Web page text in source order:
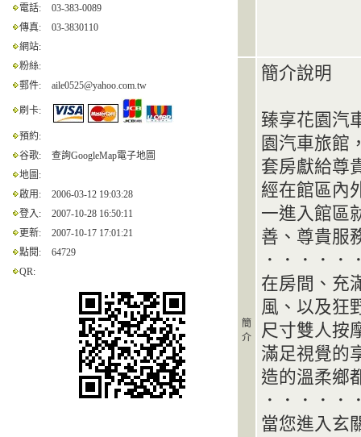
電話:
03-383-0089
傳真:
03-3830110
網站:
粉絲:
郵件:
aile0525@yahoo.com.tw
刷卡:
預約:
谷歌:
查詢GoogleMap電子地圖
地圖:
啟用:
2006-03-12 19:03:28
登入:
2007-10-28 16:50:11
更新:
2007-10-17 17:01:21
點閱:
64729
QR:
簡
介
簡介說明
臻享花園汽
園汽車旅館
套房獻給尊
經在館區內
一進入館區
善、尊貴服
．．．．．
在房間、充
風、以及狂
尺寸雙人按
滿足視覺的
造的溫柔鄉
．．．．
當您進入玄